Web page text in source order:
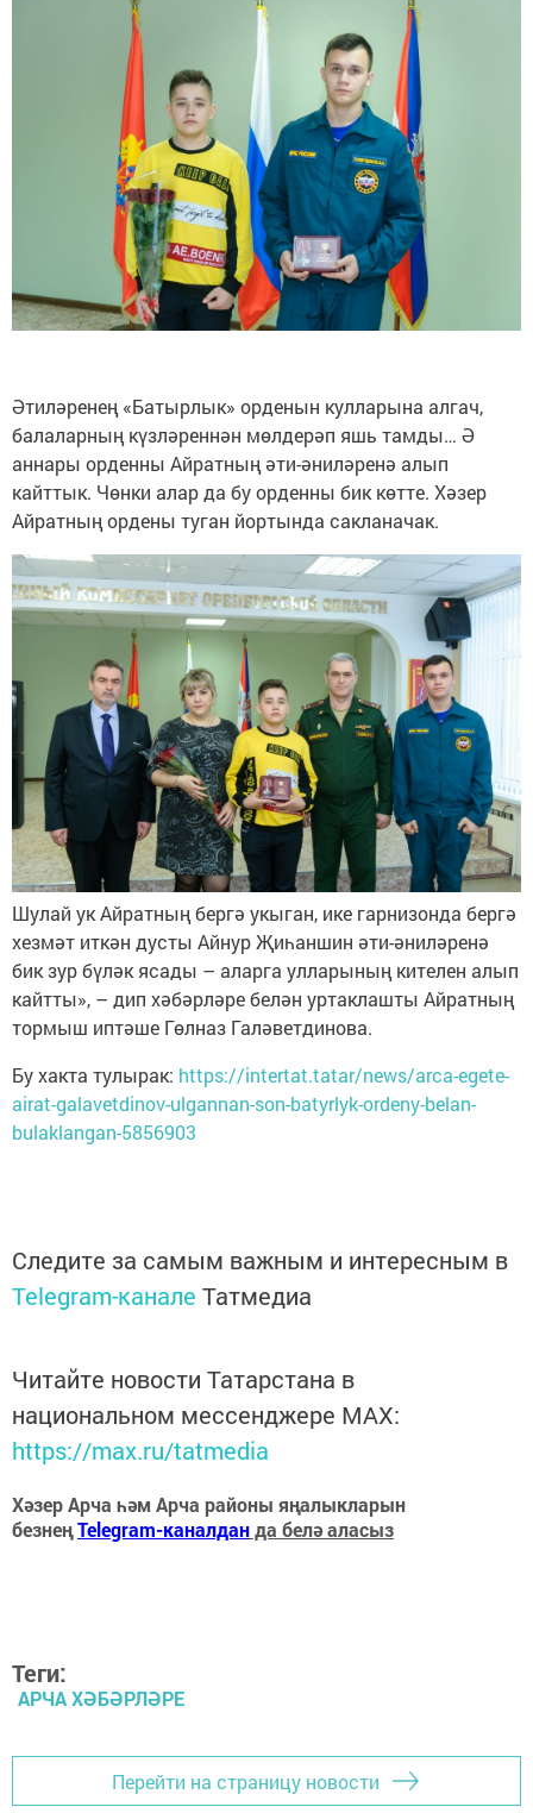
Әтиләренең «Батырлык» орденын кулларына алгач,
балаларның күзләреннән мөлдерәп яшь тамды… Ә
аннары орденны Айратның әти-әниләренә алып
кайттык. Чөнки алар да бу орденны бик көтте. Хәзер
Айратның ордены туган йортында сакланачак.
Шулай ук Айратның бергә укыган, ике гарнизонда бергә
хезмәт иткән дусты Айнур Җиһаншин әти-әниләренә
бик зур бүләк ясады – аларга улларының кителен алып
кайтты», – дип хәбәрләре белән уртаклашты Айратның
тормыш иптәше Гөлназ Галәветдинова.
Бу хакта тулырак: https://intertat.tatar/news/arca-egete-
airat-galavetdinov-ulgannan-son-batyrlyk-ordeny-belan-
bulaklangan-5856903
Следите за самым важным и интересным в
Telegram-канале Татмедиа
Читайте новости Татарстана в
национальном мессенджере MАХ:
https://max.ru/tatmedia
Хәзер Арча һәм Арча районы яңалыкларын
безнеңTelegram-каналданда белә аласыз
Теги:
АРЧА ХӘБӘРЛӘРЕ
Перейти на страницу новости